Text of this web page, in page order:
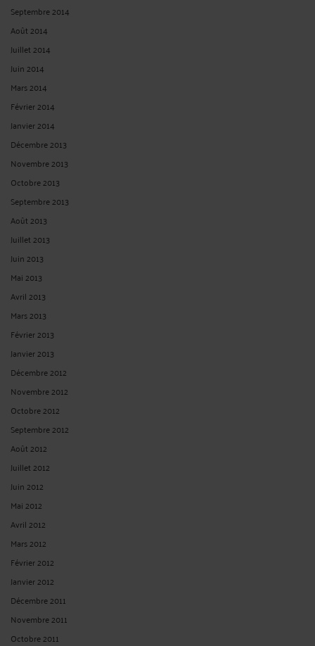
Septembre 2014
Août 2014
Juillet 2014
Juin 2014
Mars 2014
Février 2014
Janvier 2014
Décembre 2013
Novembre 2013
Octobre 2013
Septembre 2013
Août 2013
Juillet 2013
Juin 2013
Mai 2013
Avril 2013
Mars 2013
Février 2013
Janvier 2013
Décembre 2012
Novembre 2012
Octobre 2012
Septembre 2012
Août 2012
Juillet 2012
Juin 2012
Mai 2012
Avril 2012
Mars 2012
Février 2012
Janvier 2012
Décembre 2011
Novembre 2011
Octobre 2011